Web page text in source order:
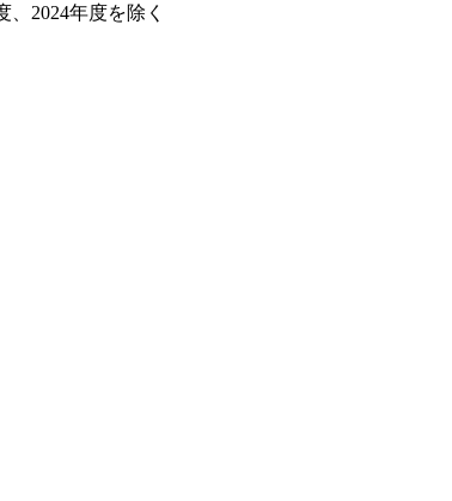
2024年度を除く